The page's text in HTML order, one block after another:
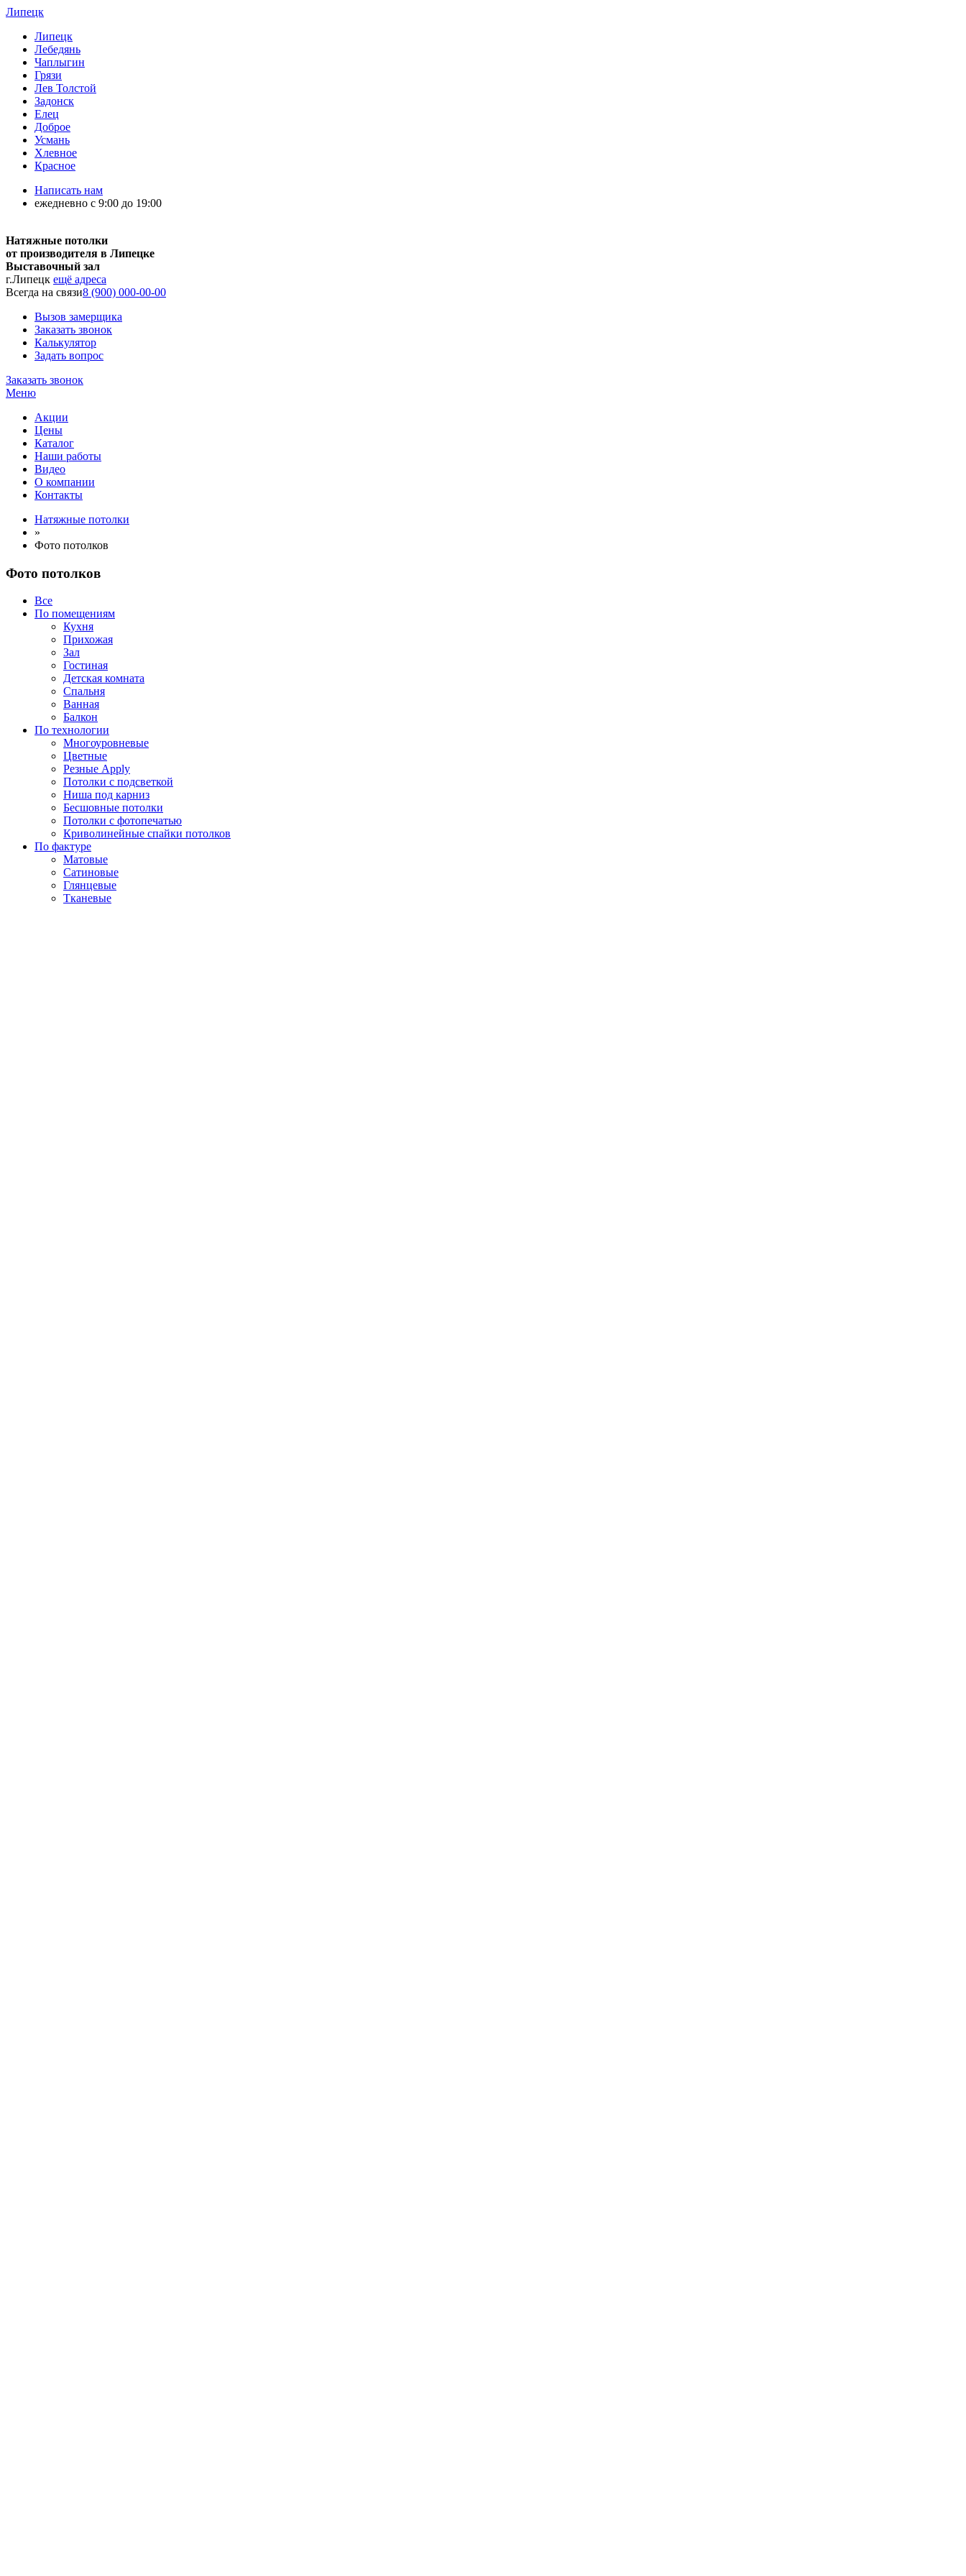
Липецк
Липецк
Лебедянь
Чаплыгин
Грязи
Лев Толстой
Задонск
Елец
Доброе
Усмань
Хлевное
Красное
Написать нам
ежедневно с 9:00 до 19:00
Натяжные потолки
от производителя в Липецке
Выставочный зал
г.Липецк ещё адреса
Всегда на связи8 (900) 000-00-00
Вызов замерщика
Заказать звонок
Калькулятор
Задать вопрос
Заказать звонок
Меню
Акции
Цены
Каталог
Наши работы
Видео
О компании
Контакты
Натяжные потолки
»
Фото потолков
Фото потолков
Все
По помещениям
Кухня
Прихожая
Зал
Гостиная
Детская комната
Спальня
Ванная
Балкон
По технологии
Многоуровневые
Цветные
Резные Apply
Потолки с подсветкой
Ниша под карниз
Бесшовные потолки
Потолки с фотопечатью
Криволинейные спайки потолков
По фактуре
Матовые
Сатиновые
Глянцевые
Тканевые